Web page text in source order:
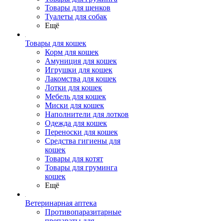
Товары для щенков
Туалеты для собак
Ещё
Товары для кошек
Корм для кошек
Амуниция для кошек
Игрушки для кошек
Лакомства для кошек
Лотки для кошек
Мебель для кошек
Миски для кошек
Наполнители для лотков
Одежда для кошек
Переноски для кошек
Средства гигиены для
кошек
Товары для котят
Товары для груминга
кошек
Ещё
Ветеринарная аптека
Противопаразитарные